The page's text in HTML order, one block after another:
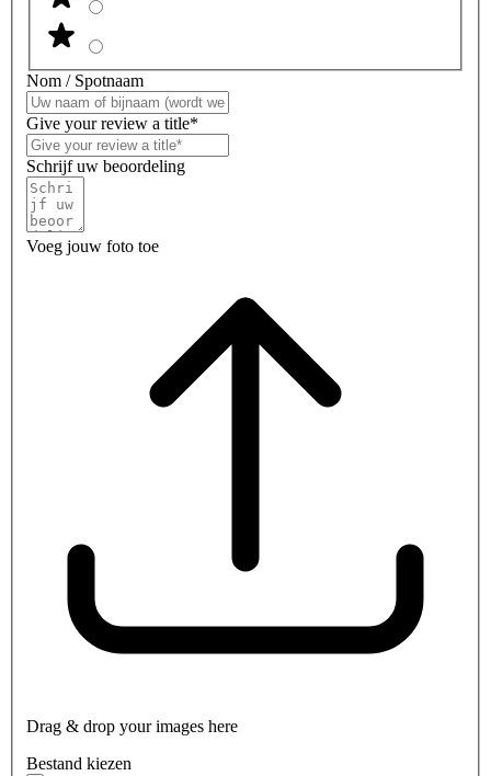
Nom / Spotnaam
Give your review a title*
Schrijf uw beoordeling
Voeg jouw foto toe
Drag & drop your images here
Bestand kiezen